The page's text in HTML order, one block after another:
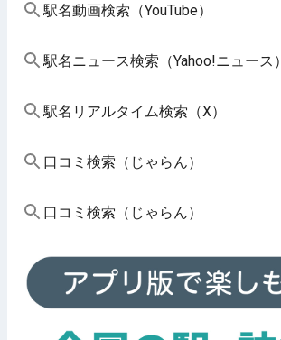
駅名動画検索（YouTube）
駅名ニュース検索（Yahoo!ニュース）
駅名リアルタイム検索（X）
口コミ検索（じゃらん）
口コミ検索（じゃらん）